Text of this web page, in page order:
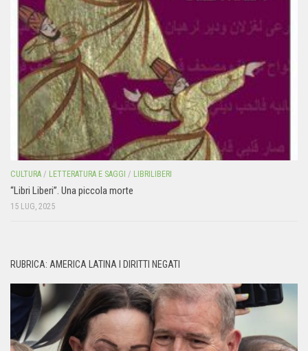
CULTURA / LETTERATURA E SAGGI / LIBRILIBERI
“Libri Liberi”. Una piccola morte
15 LUG, 2025
RUBRICA: AMERICA LATINA I DIRITTI NEGATI